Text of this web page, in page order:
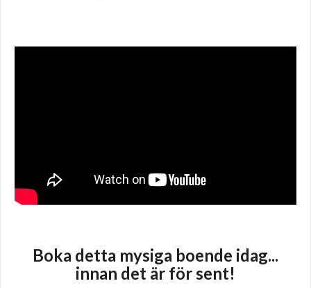
Boka detta mysiga boende idag...
innan det är för sent!